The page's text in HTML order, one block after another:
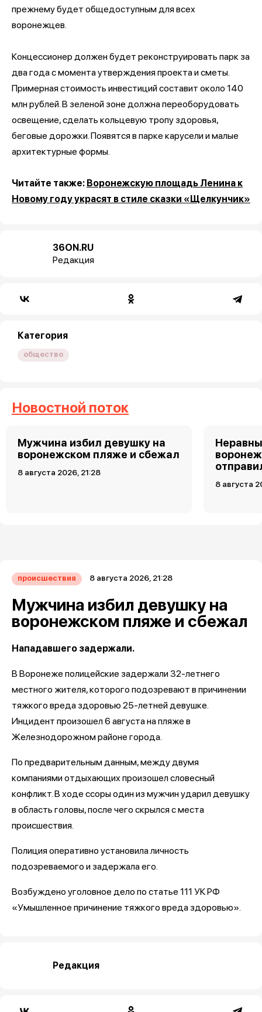
прежнему будет общедоступным для всех
воронежцев.
Концессионер должен будет реконструировать парк за
два года с момента утверждения проекта и сметы.
Примерная стоимость инвестиций составит около 140
млн рублей. В зеленой зоне должна переоборудовать
освещение, сделать кольцевую тропу здоровья,
беговые дорожки. Появятся в парке карусели и малые
архитектурные формы.
Читайте также: Воронежскую площадь Ленина к
Новому году украсят в стиле сказки «Щелкунчик»
36ON.RU
Редакция
Категория
общество
Новостной поток
Мужчина избил девушку на
воронежском пляже и сбежал
8 августа 2026, 21:28
8 августа
происшествия 8 августа 2026, 21:28
Мужчина избил девушку на
воронежском пляже и сбежал
Нападавшего задержали.
В Воронеже полицейские задержали 32-летнего
местного жителя, которого подозревают в причинении
тяжкого вреда здоровью 25-летней девушке.
Инцидент произошел 6 августа на пляже в
Железнодорожном районе города.
По предварительным данным, между двумя
компаниями отдыхающих произошел словесный
конфликт. В ходе ссоры один из мужчин ударил девушку
в область головы, после чего скрылся с места
происшествия.
Полиция оперативно установила личность
подозреваемого и задержала его.
Возбуждено уголовное дело по статье 111 УК РФ
«Умышленное причинение тяжкого вреда здоровью».
Редакция